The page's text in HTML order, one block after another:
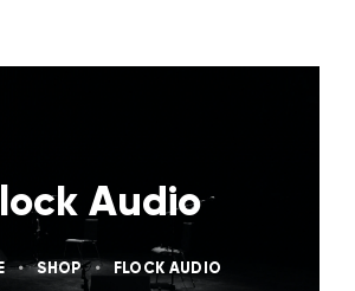
Audio
SHOP FLOCK AUDIO